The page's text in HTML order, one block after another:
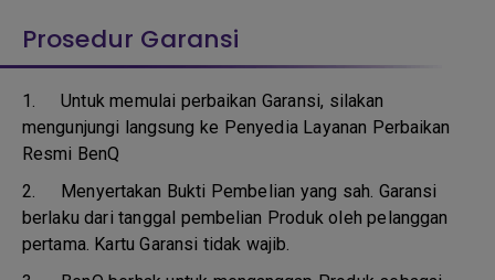
Prosedur Garansi
1.Untuk memulai perbaikan Garansi, silakan
mengunjungi langsung ke Penyedia Layanan Perbaikan
Resmi BenQ
2. Menyertakan Bukti Pembelian yang sah. Garansi
berlaku dari tanggal pembelian Produk oleh pelanggan
pertama. Kartu Garansi tidak wajib.